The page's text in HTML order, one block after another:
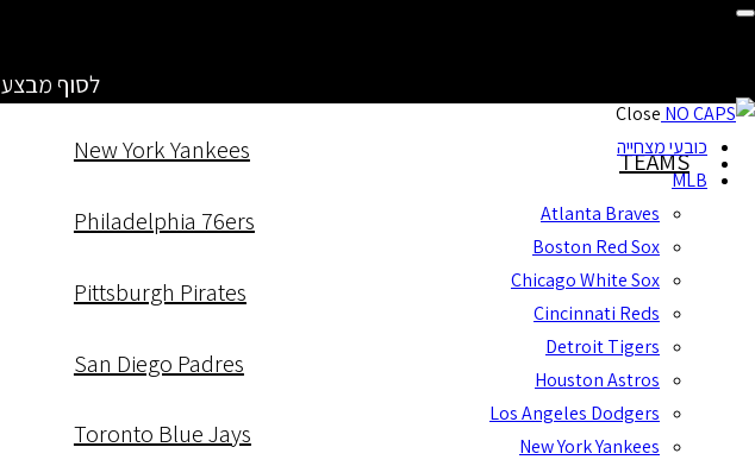
New York Mets
New York Yankees
Philadelphia 76ers
Pittsburgh Pirates
San Diego Padres
Toronto Blue Jays
TEAMS
לסוף מבצע 2 + 1 על כל הכובעים!
Close
כובעי מצחייה
MLB
Atlanta Braves
Boston Red Sox
Chicago White Sox
Cincinnati Reds
Detroit Tigers
Houston Astros
Los Angeles Dodgers
New York Yankees